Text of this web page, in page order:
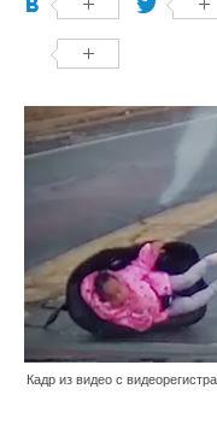
Кадр из видео с